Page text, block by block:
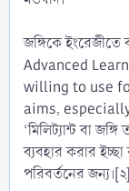
জঙ্গিকে
Advanced
willing to use
aims,
‘মিলিট্যান্ট বা
ব্যবহার করার
পরিবর্তনের জন্য।[২]